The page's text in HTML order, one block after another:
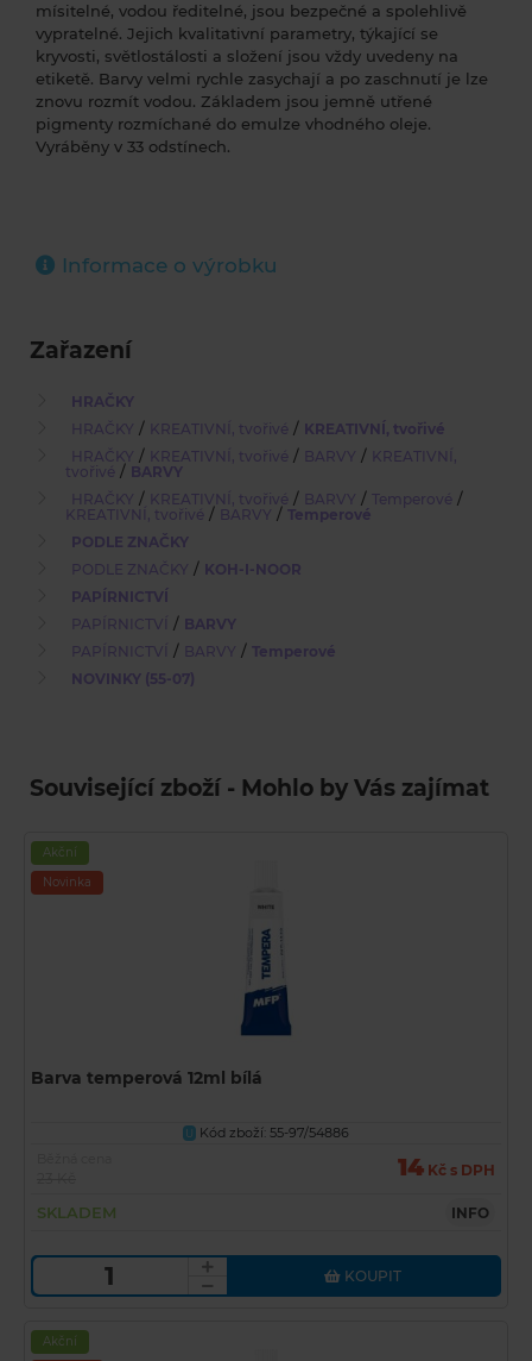
mísitelné, vodou ředitelné, jsou bezpečné a spolehlivě
vypratelné. Jejich kvalitativní parametry, týkající se
kryvosti, světlostálosti a složení jsou vždy uvedeny na
etiketě. Barvy velmi rychle zasychají a po zaschnutí je lze
znovu rozmít vodou. Základem jsou jemně utřené
pigmenty rozmíchané do emulze vhodného oleje.
Vyráběny v 33 odstínech.
Informace o výrobku
Zařazení
HRAČKY
HRAČKY / KREATIVNÍ, tvořivé / KREATIVNÍ, tvořivé
HRAČKY / KREATIVNÍ, tvořivé / BARVY / KREATIVNÍ,
tvořivé / BARVY
HRAČKY / KREATIVNÍ, tvořivé / BARVY / Temperové /
KREATIVNÍ, tvořivé / BARVY / Temperové
PODLE ZNAČKY
PODLE ZNAČKY / KOH-I-NOOR
PAPÍRNICTVÍ
PAPÍRNICTVÍ / BARVY
PAPÍRNICTVÍ / BARVY / Temperové
NOVINKY (55-07)
Související zboží - Mohlo by Vás zajímat
Akční
Novinka
Barva temperová 12ml bílá
U
Kód zboží: 55-97/54886
14 Kč s DPH
SKLADEM INFO
KOUPIT
Akční